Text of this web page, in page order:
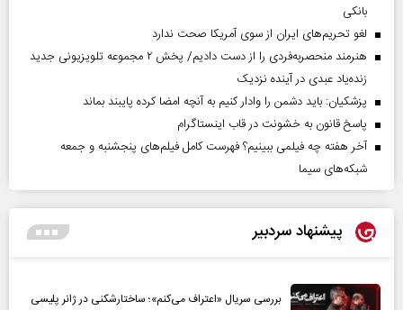
بانکی
لغو تحریم‌های ایران از سوی آمریکا صحت ندارد
هنرمند منحصر‌به‌فردی را از دست دادیم/ پخش ۲ مجموعه تلویزیونی جدید
زنده‌یاد عبدی در آینده نزدیک
پزشکیان: باید دشمن را وادار کنیم به آنچه امضا کرده پایبند بماند
پاسخ قانون به خشونت در قاب اینستاگرام
آخر هفته چه فیلمی ببینیم؟ فهرست کامل فیلم‌های پنجشنبه و جمعه
شبکه‌های سیما
پیشنهاد سردبیر
بررسی سریال «اعتراف می‌کنم»؛ ساختارشکنی در ژانر پلیسی